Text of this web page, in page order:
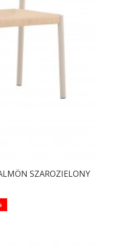
SZAROZIELONY